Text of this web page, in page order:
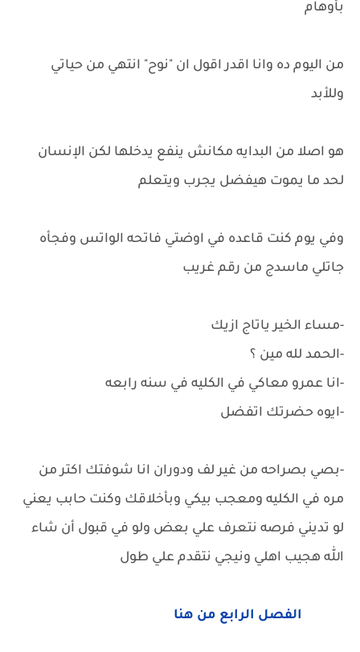
بأوهام
من اليوم ده وانا اقدر اقول ان "نوح" انتهي من حياتي
وللأبد
هو اصلا من البدايه مكانش ينفع يدخلها لكن الإنسان
لحد ما يموت هيفضل يجرب ويتعلم
وفي يوم كنت قاعده في اوضتي فاتحه الواتس وفجأه
جاتلي ماسدج من رقم غريب
-مساء الخير ياتاج ازيك
-الحمد لله مين ؟
-انا عمرو معاكي في الكليه في سنه رابعه
-ايوه حضرتك اتفضل
-بصي بصراحه من غير لف ودوران انا شوفتك اكتر من
مره في الكليه ومعجب بيكي وبأخلاقك وكنت حابب يعني
لو تديني فرصه نتعرف علي بعض ولو في قبول أن شاء
الله هجيب اهلي ونيجي نتقدم علي طول
الفصل الرابع من هنا